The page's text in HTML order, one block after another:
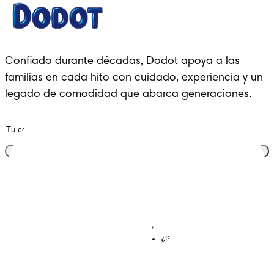
Confiado durante décadas, Dodot apoya a las
familias en cada hito con cuidado, experiencia y un
legado de comodidad que abarca generaciones.
¿Por qué Dodot?